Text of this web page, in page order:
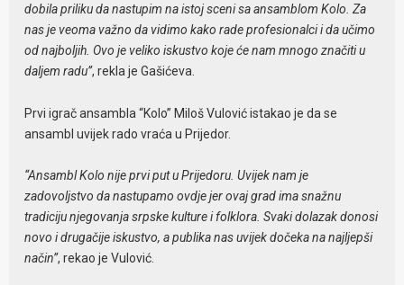
dobila priliku da nastupim na istoj sceni sa ansamblom Kolo. Za
nas je veoma važno da vidimo kako rade profesionalci i da učimo
od najboljih. Ovo je veliko iskustvo koje će nam mnogo značiti u
daljem radu”, rekla je Gašićeva.
Prvi igrač ansambla “Kolo” Miloš Vulović istakao je da se
ansambl uvijek rado vraća u Prijedor.
“Ansambl Kolo nije prvi put u Prijedoru. Uvijek nam je
zadovoljstvo da nastupamo ovdje jer ovaj grad ima snažnu
tradiciju njegovanja srpske kulture i folklora. Svaki dolazak donosi
novo i drugačije iskustvo, a publika nas uvijek dočeka na najljepši
način”, rekao je Vulović.